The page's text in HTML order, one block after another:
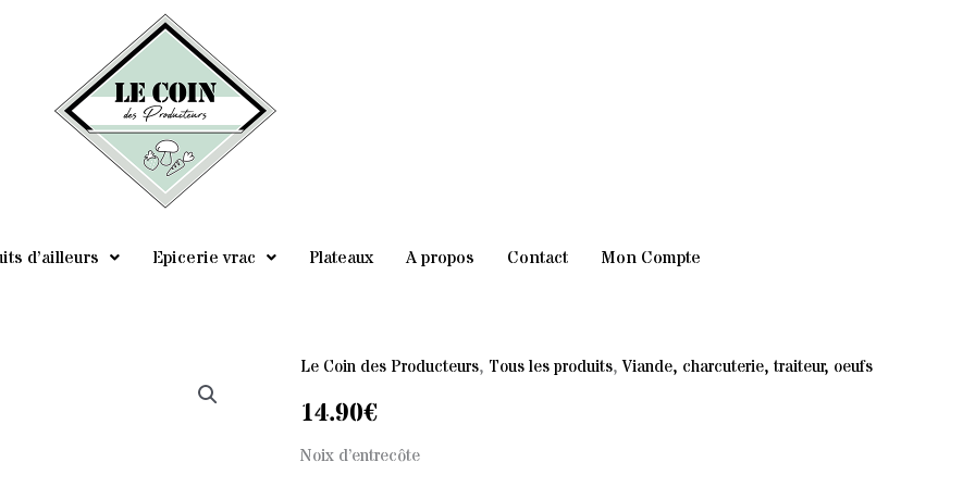
d’ailleurs Epicerie vrac Plateaux A propos Contact Mon Compte
Le Coin des Producteurs, Tous les produits,Viande, charcuterie, traiteur, oeufs
14.90€
Noix d’entrecôte